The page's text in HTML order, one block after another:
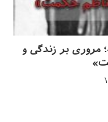
مروری بر زندگی و